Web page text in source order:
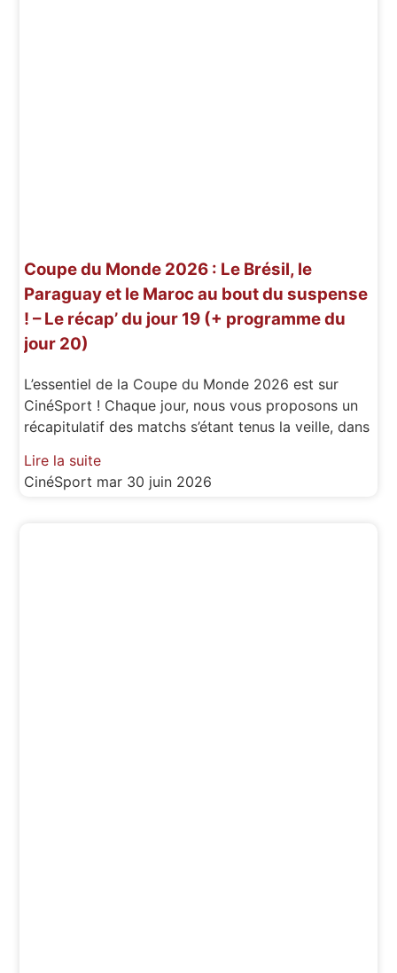
Coupe du Monde 2026 : Le Brésil, le
Paraguay et le Maroc au bout du suspense
! – Le récap’ du jour 19 (+ programme du
jour 20)
L’essentiel de la Coupe du Monde 2026 est sur
CinéSport ! Chaque jour, nous vous proposons un
récapitulatif des matchs s’étant tenus la veille, dans
Lire la suite
CinéSport mar 30 juin 2026